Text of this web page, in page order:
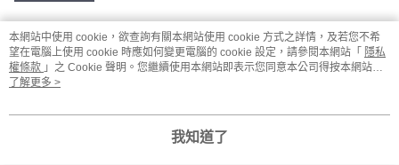
熱門標籤
本網站中使用 cookie，欲查詢有關本網站使用 cookie 方式之詳情，及若您不希
望在電腦上使用 cookie 時應如何變更電腦的 cookie 設定，請參閱本網站「 隱私
權條款 」之 Cookie 聲明。您繼續使用本網站即表示您同意本公司得按本網站使
用條款之 Cookie 聲明使用 cookie。
了解更多 >
我知道了